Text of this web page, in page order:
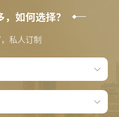
如何选择？
私人订制